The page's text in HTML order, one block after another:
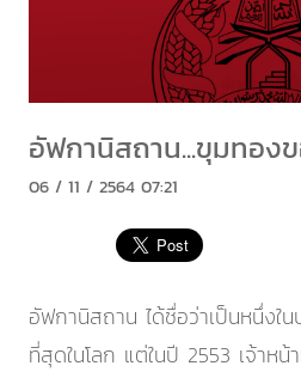
อัฟกานิสถาน...ขุมทอง
06 / 11 / 2564 07:21
อัฟกานิสถาน ได้ชื่อว่าเป็นหนึ่งใน
ที่สุดในโลก แต่ในปี 2553 เจ้าห